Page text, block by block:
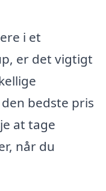
i et
er det vigtigt
bedste pris
at tage
når du